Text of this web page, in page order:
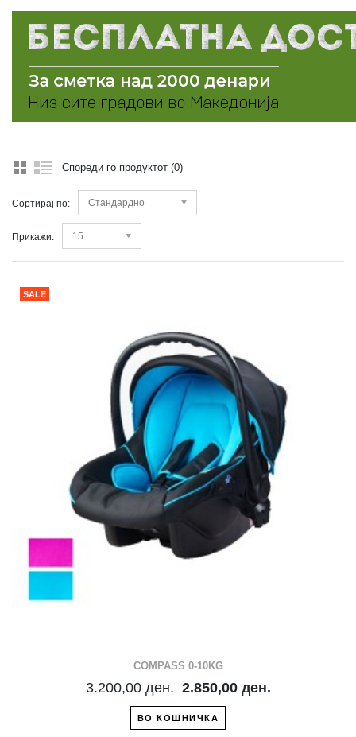
Спореди го продуктот (0)
Сортирај по: Стандардно
Прикажи: 15
SALE
COMPASS 0-10KG
3.200,00 ден. 2.850,00 ден.
ВО КОШНИЧКА